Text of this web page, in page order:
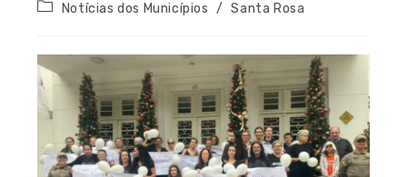
Notícias dos Municípios
/ Santa Rosa